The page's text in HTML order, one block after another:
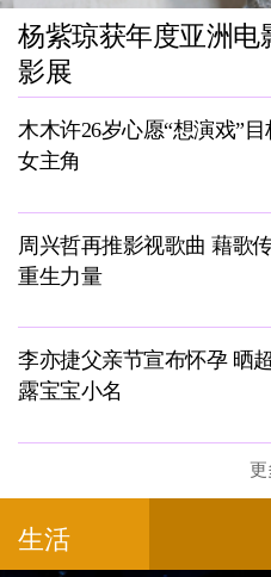
杨紫琼获年度亚洲电
影展
木木许26岁心愿“想演戏”
女主角
周兴哲再推影视歌曲 藉歌
重生力量
李亦捷父亲节宣布怀孕 晒
露宝宝小名
更
生活